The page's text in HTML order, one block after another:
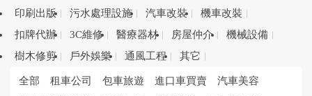
印刷出版
污水處理設施 汽車改裝
機車改裝
扣牌代辦
3C維修 醫療器材 房屋仲介
機械設備
樹木修剪
戶外娛樂 通風工程 其它
全部 租車公司 包車旅遊 進口車買賣
汽車美容